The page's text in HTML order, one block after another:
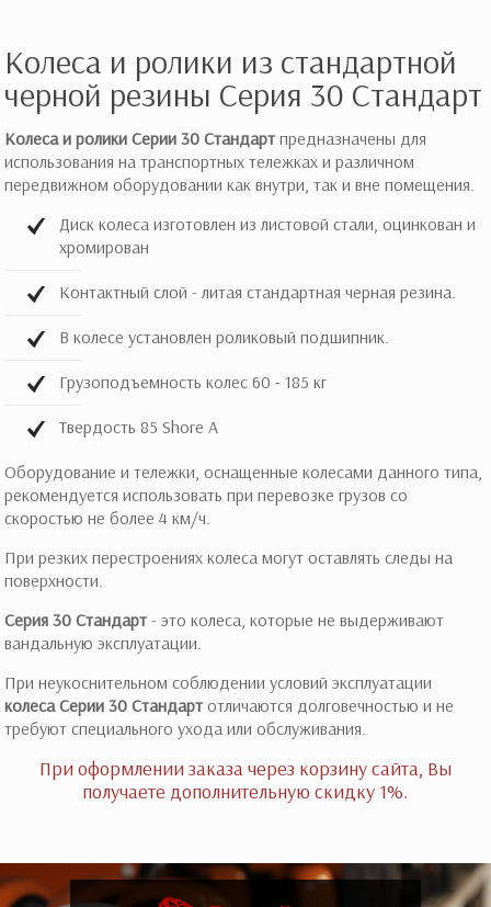
Колеса и ролики из стандартной
черной резины Серия 30 Стандарт
Колеса и ролики Серии 30 Стандартпредназначены для
использования на транспортных тележках и различном
передвижном оборудовании как внутри, так и вне помещения.
Диск колеса изготовлен из листовой стали, оцинкован и
хромирован
Контактный слой - литая стандартная черная резина.
В колесе установлен роликовый подшипник.
Грузоподъемность колес 60 - 185 кг
Твердость 85 Shore A
Оборудование и тележки, оснащенные колесами данного типа,
рекомендуется использовать при перевозке грузов со
скоростью не более 4 км/ч.
При резких перестроениях колеса могут оставлять следы на
поверхности.
Серия 30 Стандарт - это колеса, которые не выдерживают
вандальную эксплуатации.
При неукоснительном соблюдении условий эксплуатации
колеса Серии 30 Стандарт отличаются долговечностью и не
требуют специального ухода или обслуживания.
При оформлении заказа через корзину сайта, Вы
получаете дополнительную скидку 1%.